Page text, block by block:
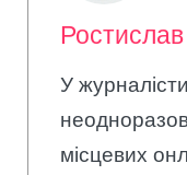
У
місцевих